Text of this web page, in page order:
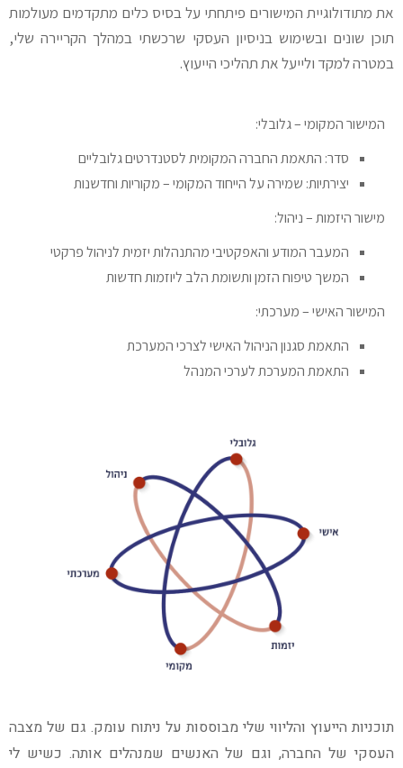
את מתודולוגיית המישורים פיתחתי על בסיס כלים מתקדמים מעולמות
תוכן שונים ובשימוש בניסיון העסקי שרכשתי במהלך הקריירה שלי,
במטרה למקד ולייעל את תהליכי הייעוץ.
המישור המקומי – גלובלי:
סדר: התאמת החברה המקומית לסטנדרטים גלובליים
יצירתיות: שמירה על הייחוד המקומי – מקוריות וחדשנות
מישור היזמות – ניהול:
המעבר המודע והאפקטיבי מהתנהלות יזמית לניהול פרקטי
המשך טיפוח הזמן ותשומת הלב ליוזמות חדשות
המישור האישי – מערכתי:
התאמת סגנון הניהול האישי לצרכי המערכת
התאמת המערכת לערכי המנהל
תוכניות הייעוץ והליווי שלי מבוססות על ניתוח עומק. גם של מצבה
העסקי של החברה, וגם של האנשים שמנהלים אותה. כשיש לי